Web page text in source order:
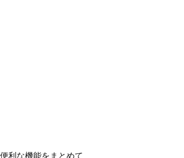
便利な機能をまとめて